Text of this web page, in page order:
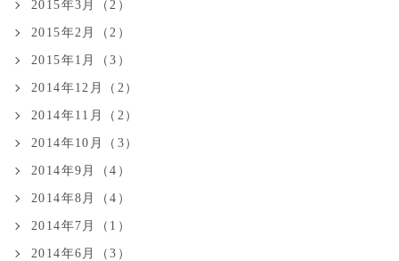
2015年3月（2）
2015年2月（2）
2015年1月（3）
2014年12月（2）
2014年11月（2）
2014年10月（3）
2014年9月（4）
2014年8月（4）
2014年7月（1）
2014年6月（3）